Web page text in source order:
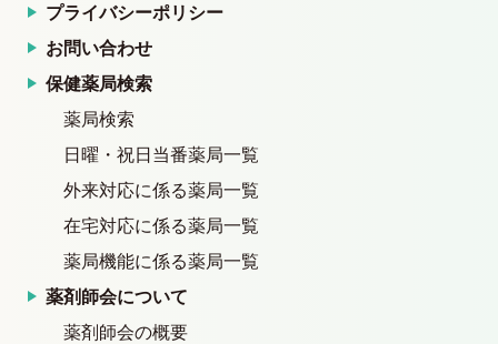
プライバシーポリシー
お問い合わせ
保健薬局検索
薬局検索
日曜・祝日当番薬局一覧
外来対応に係る薬局一覧
在宅対応に係る薬局一覧
薬局機能に係る薬局一覧
薬剤師会について
薬剤師会の概要